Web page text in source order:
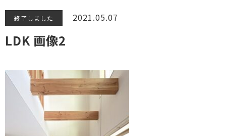
終了しました 2021.05.07
LDK 画像2